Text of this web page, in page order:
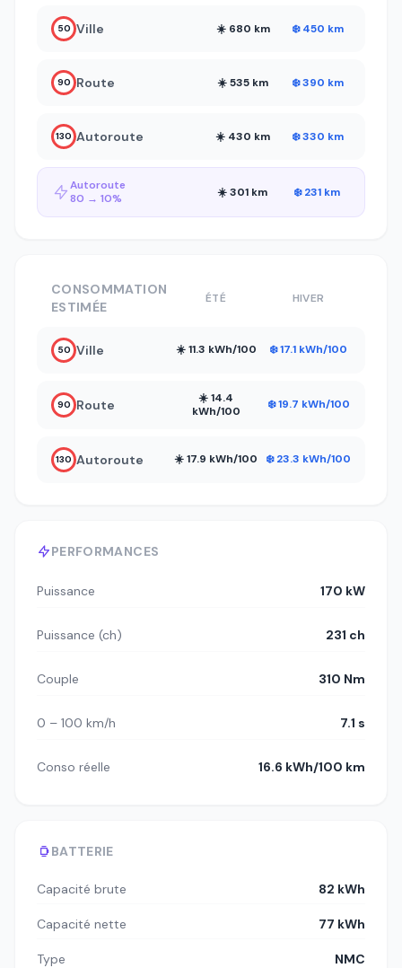
50 Ville ☀️ 680 km ❄️ 450 km
90 Route ☀️ 535 km ❄️ 390 km
130 Autoroute ☀️ 430 km ❄️ 330 km
Autoroute
80 → 10%
☀️ 301 km ❄️ 231 km
PERFORMANCES
Puissance 170 kW
Puissance (ch) 231 ch
Couple 310 Nm
0 – 100 km/h 7.1 s
Conso réelle 16.6 kWh/100 km
BATTERIE
Capacité brute 82 kWh
Capacité nette 77 kWh
Type NMC
CONSOMMATION
ESTIMÉE
ÉTÉ HIVER
50 Ville ☀️ 11.3 kWh/100 ❄️ 17.1 kWh/100
90 Route
☀️ 14.4
kWh/100
❄️ 19.7 kWh/100
130 Autoroute ☀️ 17.9 kWh/100 ❄️ 23.3 kWh/100